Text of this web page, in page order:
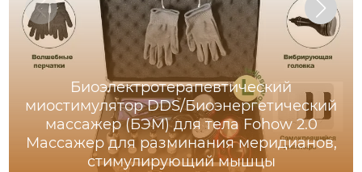
Биоэлектротерапевтический
миостимулятор DDS/Биоэнергетический
массажер (БЭМ) для тела Fohow 2.0
Массажер для разминания меридианов,
стимулирующий мышцы